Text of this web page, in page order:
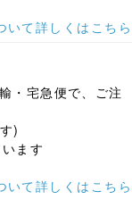
いて詳しくはこちら
・宅急便で、ご注
)
ます
いて詳しくはこちら